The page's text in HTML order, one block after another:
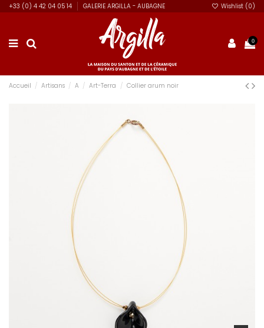
+33 (0) 4 42 04 05 14 GALERIE ARGILLA - AUBAGNE Wishlist (0)
0
Accueil Artisans A Art-Terra Collier arum noir